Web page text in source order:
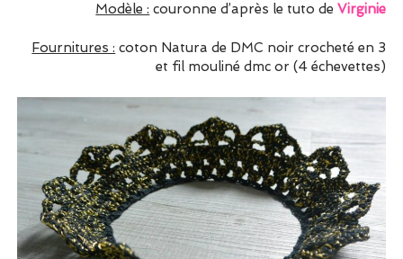
Modèle : couronne d’après le tuto deVirginie
Fournitures : coton Natura de DMC noir crocheté en 3
et fil mouliné dmc or (4 échevettes)